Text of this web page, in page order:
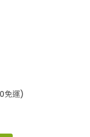
免運)